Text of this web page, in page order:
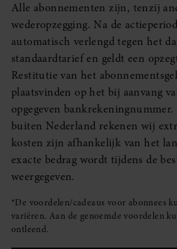
Alle abonnementen zijn, tenzij
wederopzegging. Na de
automatisch verlengd tegen het
standaardtarief en geldt een
Restitutie van het
plaatsvinden op het bij aanvang
opgegeven
buiten Nederland rekenen wij
kosten zijn afhankelijk van het
exacte bedrag wordt tijdens de
weergegeven.
*De voordelen/cadeaus voor abonnees
variëren. Aan de genoemde voordelen
ontleend.